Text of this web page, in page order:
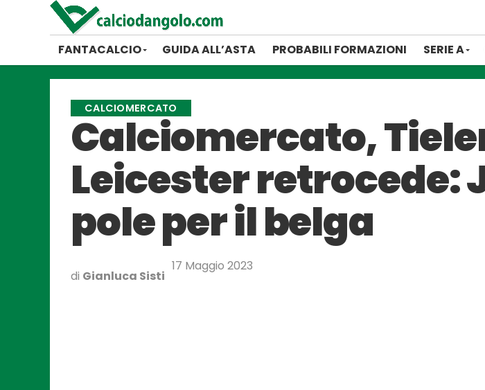
FANTACALCIO GUIDA ALL’ASTA PROBABILI FORMAZIONI SERIE A
CALCIOMERCATO
Calciomercato,
Leicester retrocede:
pole per il belga
di Gianluca Sisti
17 Maggio 2023